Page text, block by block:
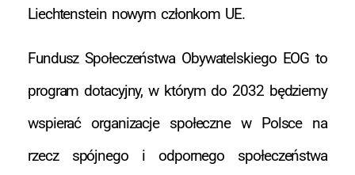
Liechtenstein nowym członkom UE.
Fundusz Społeczeństwa Obywatelskiego EOG to
program dotacyjny, w którym do 2032 będziemy
wspierać organizacje społeczne w Polsce na
rzecz spójnego i odpornego społeczeństwa